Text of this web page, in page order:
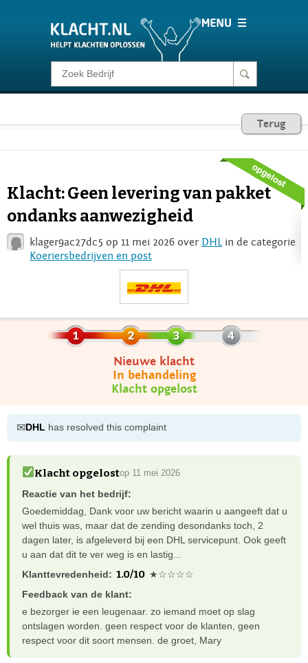
Klacht melden
Consumentenrecht
Voor Bedrijven
Login
Terug
Klacht: Geen levering van pakket
ondanks aanwezigheid
klager9ac27dc5 op 11 mei 2026 over DHL in de categorie
Koeriersbedrijven en post
Nieuwe klacht
In behandeling
Klacht opgelost
✉DHL has resolved this complaint
Klacht opgelostop 11 mei 2026
Reactie van het bedrijf:
Goedemiddag, Dank voor uw bericht waarin u aangeeft dat u
wel thuis was, maar dat de zending desondanks toch, 2
dagen later, is afgeleverd bij een DHL servicepunt. Ook geeft
u aan dat dit te ver weg is en lastig...
Klanttevredenheid: 1.0/10 ★☆☆☆☆
Feedback van de klant:
e bezorger ie een leugenaar. zo iemand moet op slag
ontslagen worden. geen respect voor de klanten, geen
respect voor dit soort mensen. de groet, Mary